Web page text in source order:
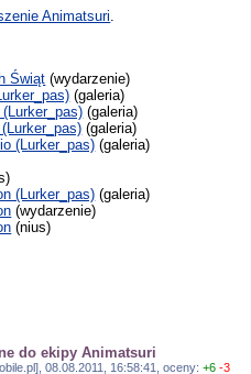
Animatsuri
Świąt (wydarzenie)
(galeria)
(galeria)
(galeria)
(Lurker_pas) (galeria)
(Lurker_pas) (galeria)
(wydarzenie)
(nius)
do ekipy Animatsuri
08.08.2011, 16:58:41, oceny:+6 -3